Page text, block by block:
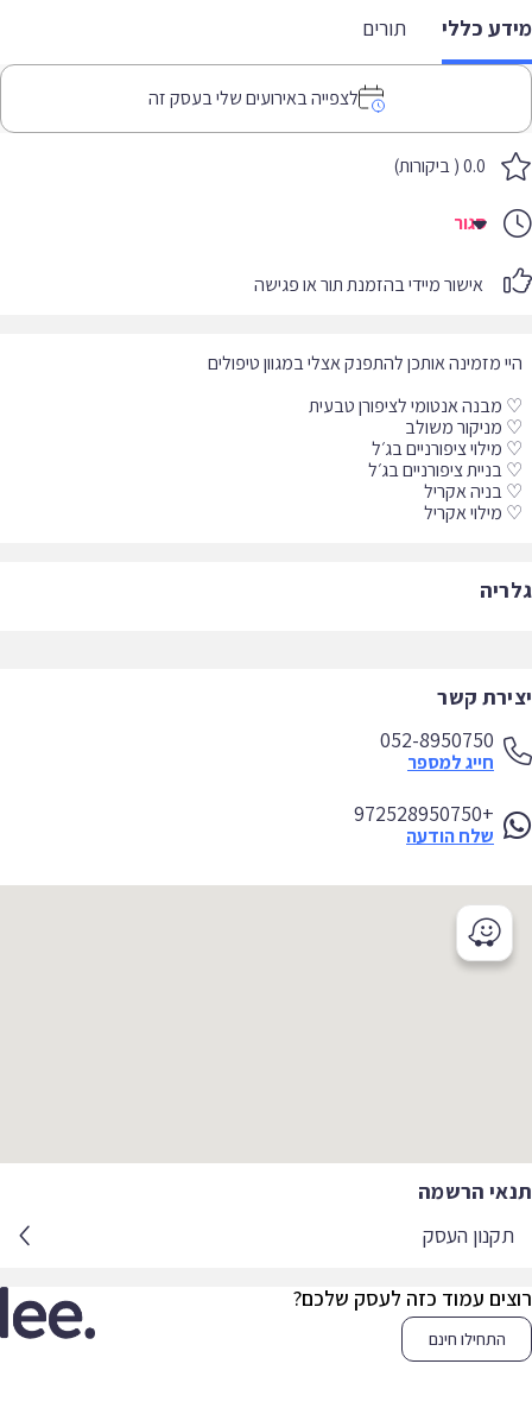
כללי תורים
לצפייה באירועים שלי בעסק זה
0.0 ( ביקורות)
סגור
אישור מיידי בהזמנת תור או פגישה
אקריל
קשר
052-8950750
חייג למספר
+972528950750
שלח הודעה
הרשמה
תקנון העסק
עמוד כזה לעסק שלכם?
התחילו חינם